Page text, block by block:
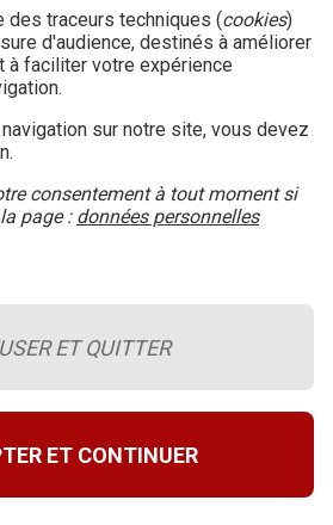
de la sécurité incendie
A propos du site
générales d’utilisation
des traceurs techniques (cookies)
d'audience, destinés à améliorer
à faciliter votre expérience
sur notre site, vous devez
consentement à tout moment si
page : données personnelles
ET QUITTER
ET CONTINUER